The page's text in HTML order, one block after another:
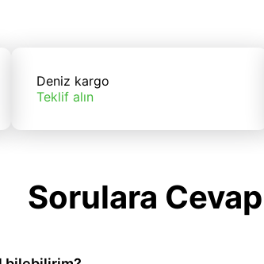
Deniz kargo
Teklif alın
Sorulara